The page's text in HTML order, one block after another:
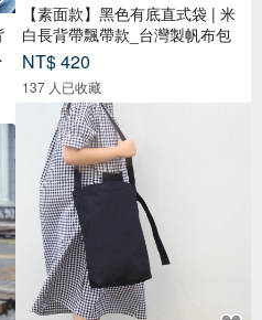
【素面款】黑色有底直式袋 | 米
白長背帶飄帶款_台灣製帆布包
NT$ 420
137 人已收藏